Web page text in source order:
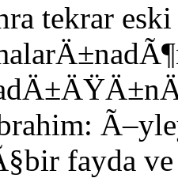
tekrar
fayda